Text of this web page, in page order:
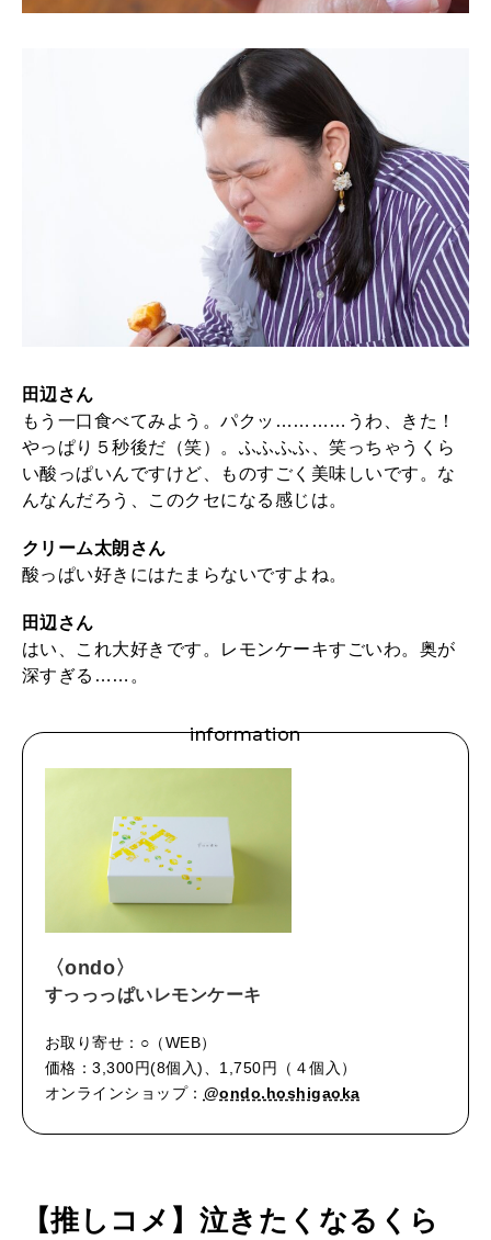
田辺さん
もう一口食べてみよう。パクッ…………うわ、きた！
やっぱり５秒後だ（笑）。ふふふふ、笑っちゃうくら
い酸っぱいんですけど、ものすごく美味しいです。な
んなんだろう、このクセになる感じは。
クリーム太朗さん
酸っぱい好きにはたまらないですよね。
田辺さん
はい、これ大好きです。レモンケーキすごいわ。奥が
深すぎる……。
information
〈ondo〉
すっっっぱいレモンケーキ
お取り寄せ：○（WEB）
価格：3,300円(8個入)、1,750円（４個入）
オンラインショップ： @ondo.hoshigaoka
【推しコメ】泣きたくなるくら